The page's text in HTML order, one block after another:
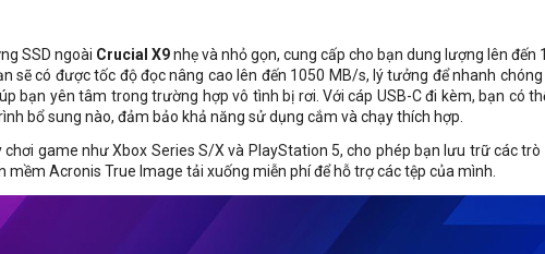
SSD ngoài Crucial X9nhẹ và nhỏ gọn, cung cấp cho bạn dung lượng lên
sẽ có được tốc độ đọc nâng cao lên đến 1050 MB/s, lý tưởng để nhanh
bạn yên tâm trong trường hợp vô tình bị rơi. Với cáp USB-C đi kèm, bạn có
bổ sung nào, đảm bảo khả năng sử dụng cắm và chạy thích hợp.
game như Xbox Series S/X và PlayStation 5, cho phép bạn lưu trữ các
mềm Acronis True Image tải xuống miễn phí để hỗ trợ các tệp của mình.